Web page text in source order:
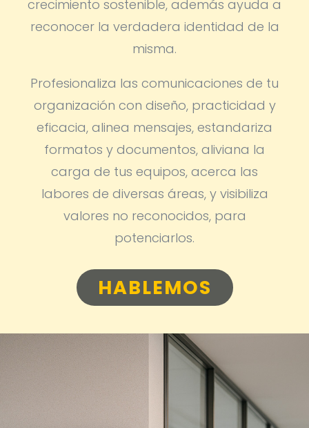
crecimiento sostenible, además ayuda a
reconocer la verdadera identidad de la
misma.
Profesionaliza las comunicaciones de tu
organización con diseño, practicidad y
eficacia, alinea mensajes, estandariza
formatos y documentos, aliviana la
carga de tus equipos, acerca las
labores de diversas áreas, y visibiliza
valores no reconocidos, para
potenciarlos.
HABLEMOS